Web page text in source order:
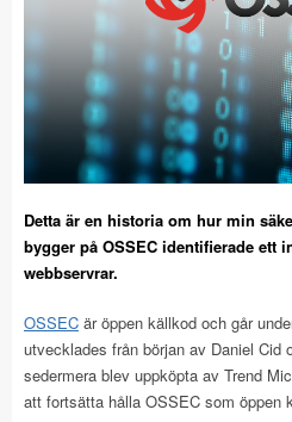
Detta är en historia om hur min
bygger på OSSEC identifierade ett
webbservrar.
OSSEC är öppen källkod och går
utvecklades från början av Daniel Cid
sedermera blev uppköpta av Trend
att fortsätta hålla OSSEC som öppen